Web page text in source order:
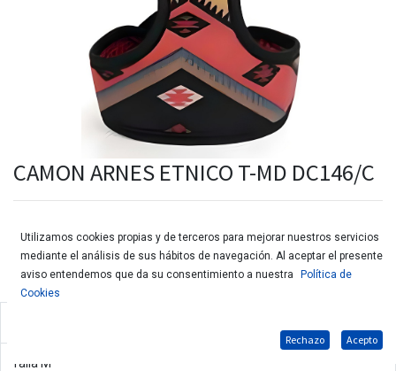
CAMON ARNES ETNICO T-MD DC146/C
Talla M
Utilizamos cookies propias y de terceros para mejorar nuestros servicios
mediante el análisis de sus hábitos de navegación. Al aceptar el presente
aviso entendemos que da su consentimiento a nuestra
Política de
Cookies
Rechazo Acepto